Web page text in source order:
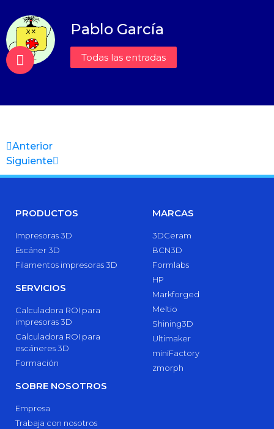
Pablo García
Todas las entradas
Anterior
Siguiente
PRODUCTOS
Impresoras 3D
Escáner 3D
Filamentos impresoras 3D
SERVICIOS
Calculadora ROI para
impresoras 3D
Calculadora ROI para
escáneres 3D
Formación
SOBRE NOSOTROS
Empresa
Trabaja con nosotros
MARCAS
3DCeram
BCN3D
Formlabs
HP
Markforged
Meltio
Shining3D
Ultimaker
miniFactory
zmorph